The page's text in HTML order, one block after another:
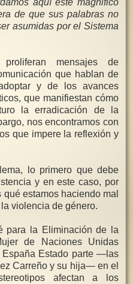
aquí este magnifico
de que sus palabras no
asumidas por el Sistema
mensajes de
que hablan de
y de los avances
que manifiestan cómo
la erradicación de la
nos encontramos con
que impere la reflexión y
lo primero que debe
y en este caso, por
estamos haciendo mal
violencia de género.
para la Eliminación de la
de Naciones Unidas
Estado parte —las
Carreño y su hija— en el
afectan a los